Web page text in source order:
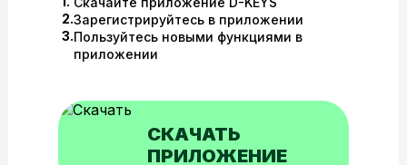
2.Зарегистрируйтесь в приложении
3.Пользуйтесь новыми функциями в
приложении
СКАЧАТЬ
ПРИЛОЖЕНИЕ